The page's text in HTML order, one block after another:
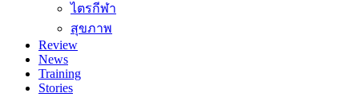
ไตรกีฬา
สุขภาพ
Review
News
Training
Stories